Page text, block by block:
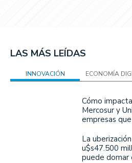
LAS MÁS LEÍDAS
INNOVACIÓN ECONOMÍA
Cómo
Mercosur y
empresas
La
u$s47.500
puede domar